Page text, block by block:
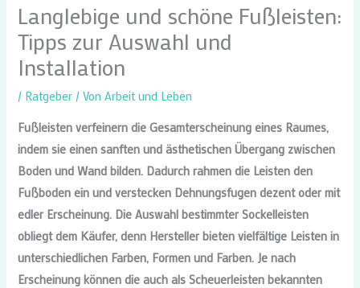
Langlebige und schöne Fußleisten:
Tipps zur Auswahl und
Installation
/ Ratgeber / VonArbeit und Leben
Fußleisten verfeinern die Gesamterscheinung eines Raumes,
indem sie einen sanften und ästhetischen Übergang zwischen
Boden und Wand bilden. Dadurch rahmen die Leisten den
Fußboden ein und verstecken Dehnungsfugen dezent oder mit
edler Erscheinung. Die Auswahl bestimmter Sockelleisten
obliegt dem Käufer, denn Hersteller bieten vielfältige Leisten in
unterschiedlichen Farben, Formen und Farben. Je nach
Erscheinung können die auch als Scheuerleisten bekannten